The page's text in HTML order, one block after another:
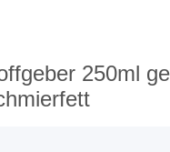
250ml